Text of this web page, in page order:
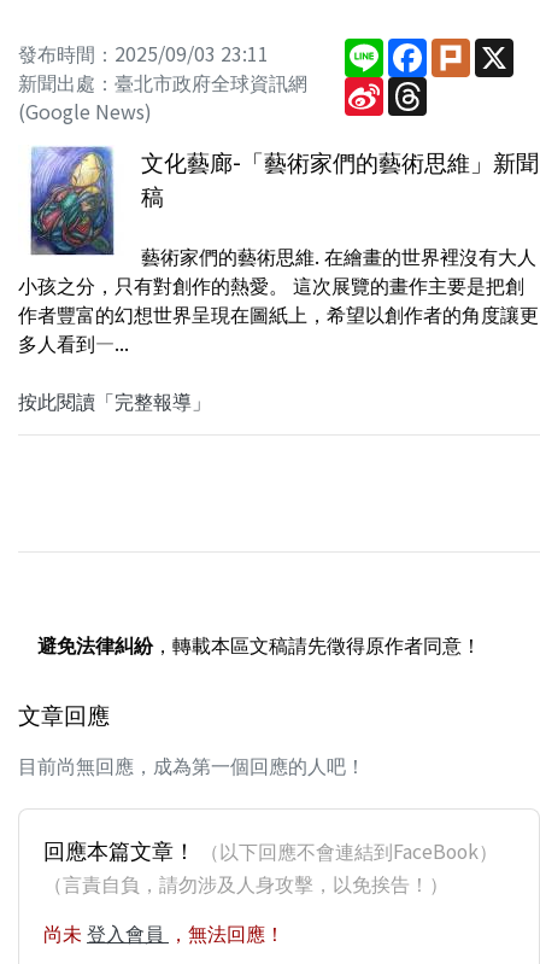
發布時間：2025/09/03 23:11
新聞出處：臺北市政府全球資訊網
(Google News)
Line Facebook
Plurk
Sina
Weibo
Threads
文化藝廊-「藝術家們的藝術思維」新聞
稿
藝術家們的藝術思維. 在繪畫的世界裡沒有大人
小孩之分，只有對創作的熱愛。 這次展覽的畫作主要是把創
作者豐富的幻想世界呈現在圖紙上，希望以創作者的角度讓更
多人看到―...
按此閱讀「完整報導」
避免法律糾紛，轉載本區文稿請先徵得原作者同意！
文章回應
目前尚無回應，成為第一個回應的人吧！
回應本篇文章！
（以下回應不會連結到FaceBook）
（言責自負，請勿涉及人身攻擊，以免挨告！）
尚未 登入會員 ，無法回應！